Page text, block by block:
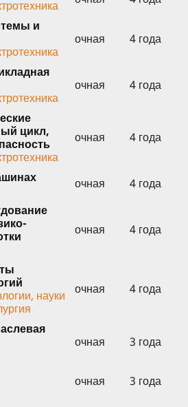
и
очная 4 года
очная 4 года
цикл,
очная 4 года
очная
4 года
очная 4 года
науки
очная 4 года
очная 3 года
очная
3 года